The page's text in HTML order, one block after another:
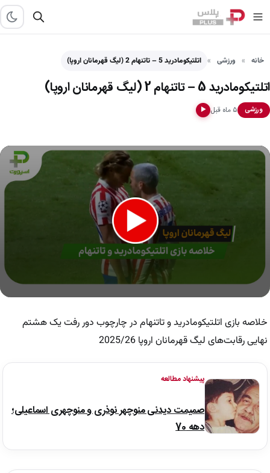
خانه ورزشی اتلتیکومادرید 5 – تاتنهام 2 (لیگ قهرمانان اروپا)
اتلتیکومادرید 5 – تاتنهام 2 (لیگ قهرمانان اروپا)
ورزشی ۵ ماه قبل ▶
seconds
خلاصه بازی اتلتیکومادرید و تاتنهام در چارچوب دور رفت یک هشتم
نهایی رقابت‌های لیگ قهرمانان اروپا 2025/26
پیشنهاد مطالعه
صمیمت دیدنی منوچهر نوذری و منوچهری اسماعیلی؛
دهه 70